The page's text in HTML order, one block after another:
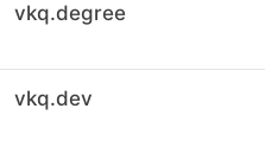
vkq.degree
vkq.dev